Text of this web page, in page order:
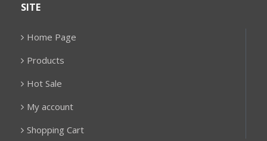
SITE
Home Page
Products
Hot Sale
My account
Shopping Cart